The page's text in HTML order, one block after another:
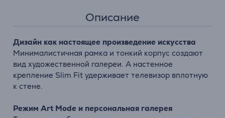
Описание
Дизайн как настоящее произведение искусства
Минималистичная рамка и тонкий корпус создают
вид художественной галереи. А настенное
крепление Slim Fit удерживает телевизор вплотную
к стене.
Режим Art Mode и персональная галерея